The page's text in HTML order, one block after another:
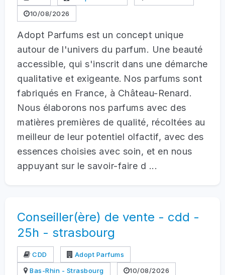
10/08/2026
Adopt Parfums est un concept unique
autour de l'univers du parfum. Une beauté
accessible, qui s'inscrit dans une démarche
qualitative et exigeante. Nos parfums sont
fabriqués en France, à Château-Renard.
Nous élaborons nos parfums avec des
matières premières de qualité, récoltées au
meilleur de leur potentiel olfactif, avec des
essences choisies avec soin, et en nous
appuyant sur le savoir-faire d ...
Conseiller(ère) de vente - cdd -
25h - strasbourg
CDD
Adopt Parfums
Bas-Rhin - Strasbourg
10/08/2026